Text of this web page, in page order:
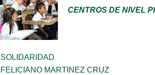
CENTROS DE NIVEL
SOLIDARIDAD
FELICIANO MARTINEZ CRUZ